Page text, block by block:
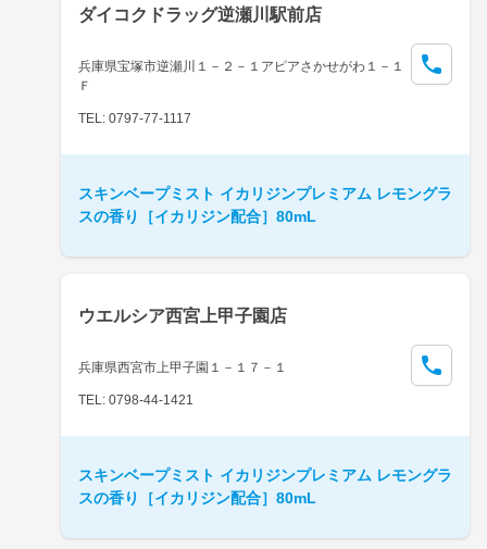
ダイコクドラッグ逆瀬川駅前店
兵庫県宝塚市逆瀬川１－２－１アピアさかせがわ１－１
Ｆ
TEL: 0797-77-1117
スキンベープミスト イカリジンプレミアム レモングラ
スの香り［イカリジン配合］80mL
ウエルシア西宮上甲子園店
兵庫県西宮市上甲子園１－１７－１
TEL: 0798-44-1421
スキンベープミスト イカリジンプレミアム レモングラ
スの香り［イカリジン配合］80mL